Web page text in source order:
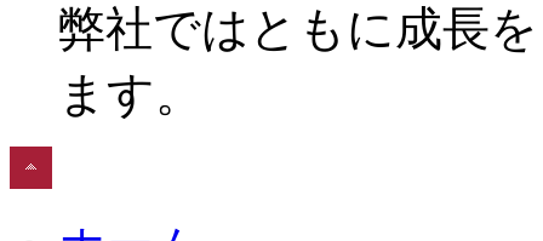
弊社ではともに成長
ます。